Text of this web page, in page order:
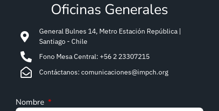
Oficinas Generales
General Bulnes 14, Metro Estación República |
Santiago - Chile
Fono Mesa Central: +56 2 23307215
Contáctanos: comunicaciones@impch.org
Nombre